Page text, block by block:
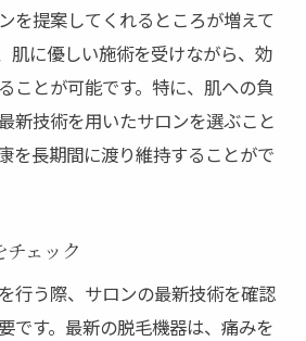
を提案してくれるところが増えて
肌に優しい施術を受けながら、効
ことが可能です。特に、肌への負
新技術を用いたサロンを選ぶこと
を長期間に渡り維持することがで
ェック
行う際、サロンの最新技術を確認
です。最新の脱毛機器は、痛みを